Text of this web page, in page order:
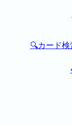
🔍カード検